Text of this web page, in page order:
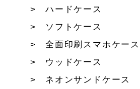
ハードケース
ソフトケース
全面印刷スマホケース
ウッドケース
ネオンサンドケース